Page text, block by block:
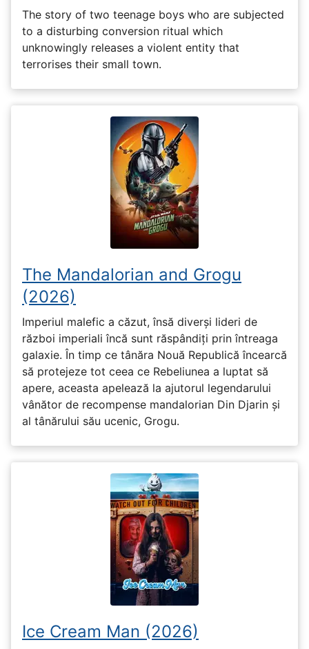
The story of two teenage boys who are subjected
to a disturbing conversion ritual which
unknowingly releases a violent entity that
terrorises their small town.
The Mandalorian and Grogu
(2026)
Imperiul malefic a căzut, însă diverși lideri de
război imperiali încă sunt răspândiți prin întreaga
galaxie. În timp ce tânăra Nouă Republică încearcă
să protejeze tot ceea ce Rebeliunea a luptat să
apere, aceasta apelează la ajutorul legendarului
vânător de recompense mandalorian Din Djarin și
al tânărului său ucenic, Grogu.
Ice Cream Man (2026)